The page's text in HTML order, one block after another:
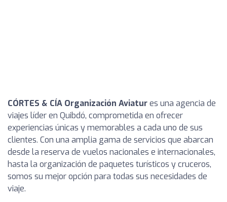
CÓRTES & CÍA Organización Aviatures una agencia de
viajes líder en Quibdó, comprometida en ofrecer
experiencias únicas y memorables a cada uno de sus
clientes. Con una amplia gama de servicios que abarcan
desde la reserva de vuelos nacionales e internacionales,
hasta la organización de paquetes turísticos y cruceros,
somos su mejor opción para todas sus necesidades de
viaje.